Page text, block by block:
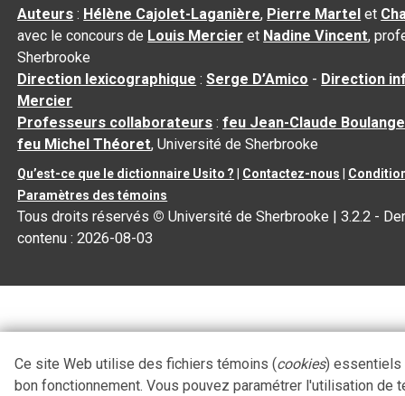
Auteurs : Hélène Cajolet-Laganière, Pierre Martel et
avec le concours de Louis Mercier et Nadine Vincent,
Sherbrooke
Direction lexicographique :Serge D’Amico - Direction
Mercier
Professeurs collaborateurs :feu Jean-Claude
feu Michel Théoret, Université de Sherbrooke
Qu’est-ce que le dictionnaire Usito ? Contactez-nous
Paramètres des témoins
Tous droits réservés © Université de Sherbrooke |3.2.2 -
contenu :2026-08-03
Ce site Web utilise des fichiers témoins (cookies) essentiels
bon fonctionnement. Vous pouvez paramétrer l'utilisation de